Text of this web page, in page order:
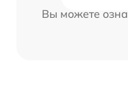
Вы можете